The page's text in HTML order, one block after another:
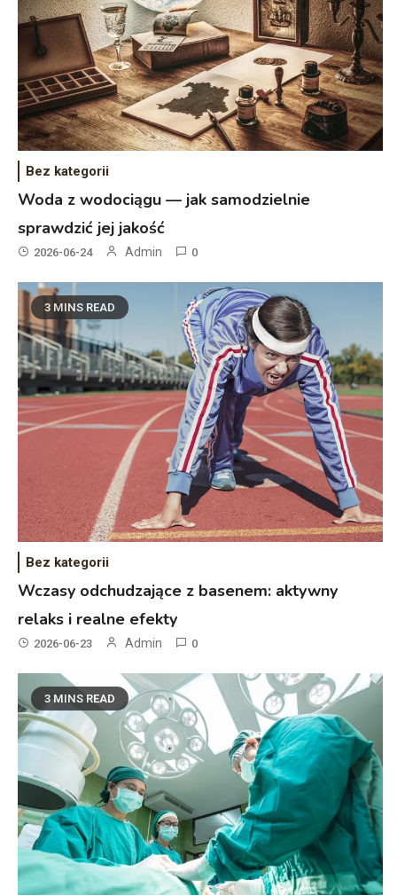
Bez kategorii
Woda z wodociągu — jak samodzielnie
sprawdzić jej jakość
2026-06-24 Admin 0
3 MINS READ
Bez kategorii
Wczasy odchudzające z basenem: aktywny
relaks i realne efekty
2026-06-23 Admin 0
3 MINS READ